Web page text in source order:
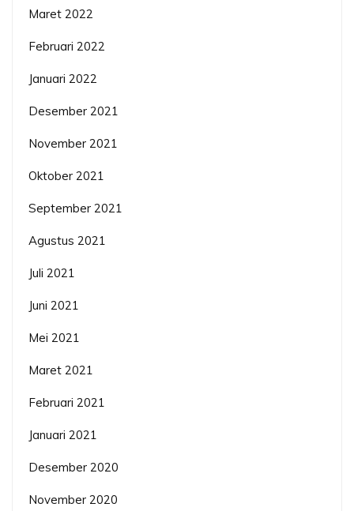
Maret 2022
Februari 2022
Januari 2022
Desember 2021
November 2021
Oktober 2021
September 2021
Agustus 2021
Juli 2021
Juni 2021
Mei 2021
Maret 2021
Februari 2021
Januari 2021
Desember 2020
November 2020